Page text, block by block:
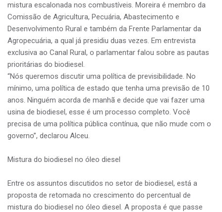
mistura escalonada nos combustíveis. Moreira é membro da
Comissão de Agricultura, Pecuária, Abastecimento e
Desenvolvimento Rural e também da Frente Parlamentar da
Agropecuária, a qual já presidiu duas vezes. Em entrevista
exclusiva ao Canal Rural, o parlamentar falou sobre as pautas
prioritárias do biodiesel.
“Nós queremos discutir uma política de previsibilidade. No
mínimo, uma política de estado que tenha uma previsão de 10
anos. Ninguém acorda de manhã e decide que vai fazer uma
usina de biodiesel, esse é um processo completo. Você
precisa de uma política pública contínua, que não mude com o
governo”, declarou Alceu.
Mistura do biodiesel no óleo diesel
Entre os assuntos discutidos no setor de biodiesel, está a
proposta de retomada no crescimento do percentual de
mistura do biodiesel no óleo diesel. A proposta é que passe